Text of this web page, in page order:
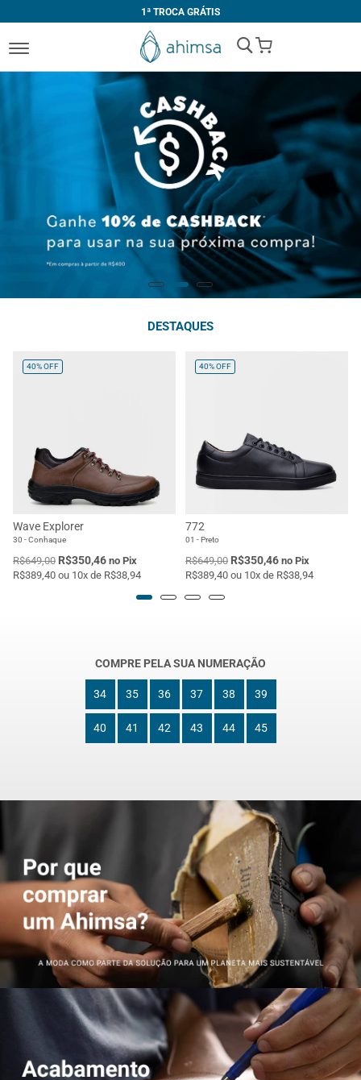
1ª TROCA GRÁTIS
My Cart
DESTAQUES
40%OFF
Wave Explorer
30 - Conhaque
R$649,00 R$350,46 no Pix
R$389,40 ou 10x de R$38,94
40%OFF
772
01 - Preto
R$649,00 R$350,46 no Pix
R$389,40 ou 10x de R$38,94
COMPRE PELA SUA NUMERAÇÃO
34 35 36 37 38 39
40 41 42 43 44 45